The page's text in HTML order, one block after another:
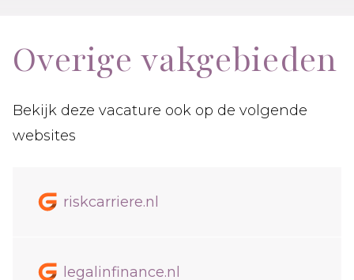
Overige vakgebieden
Bekijk deze vacature ook op de volgende
websites
riskcarriere.nl
legalinfinance.nl